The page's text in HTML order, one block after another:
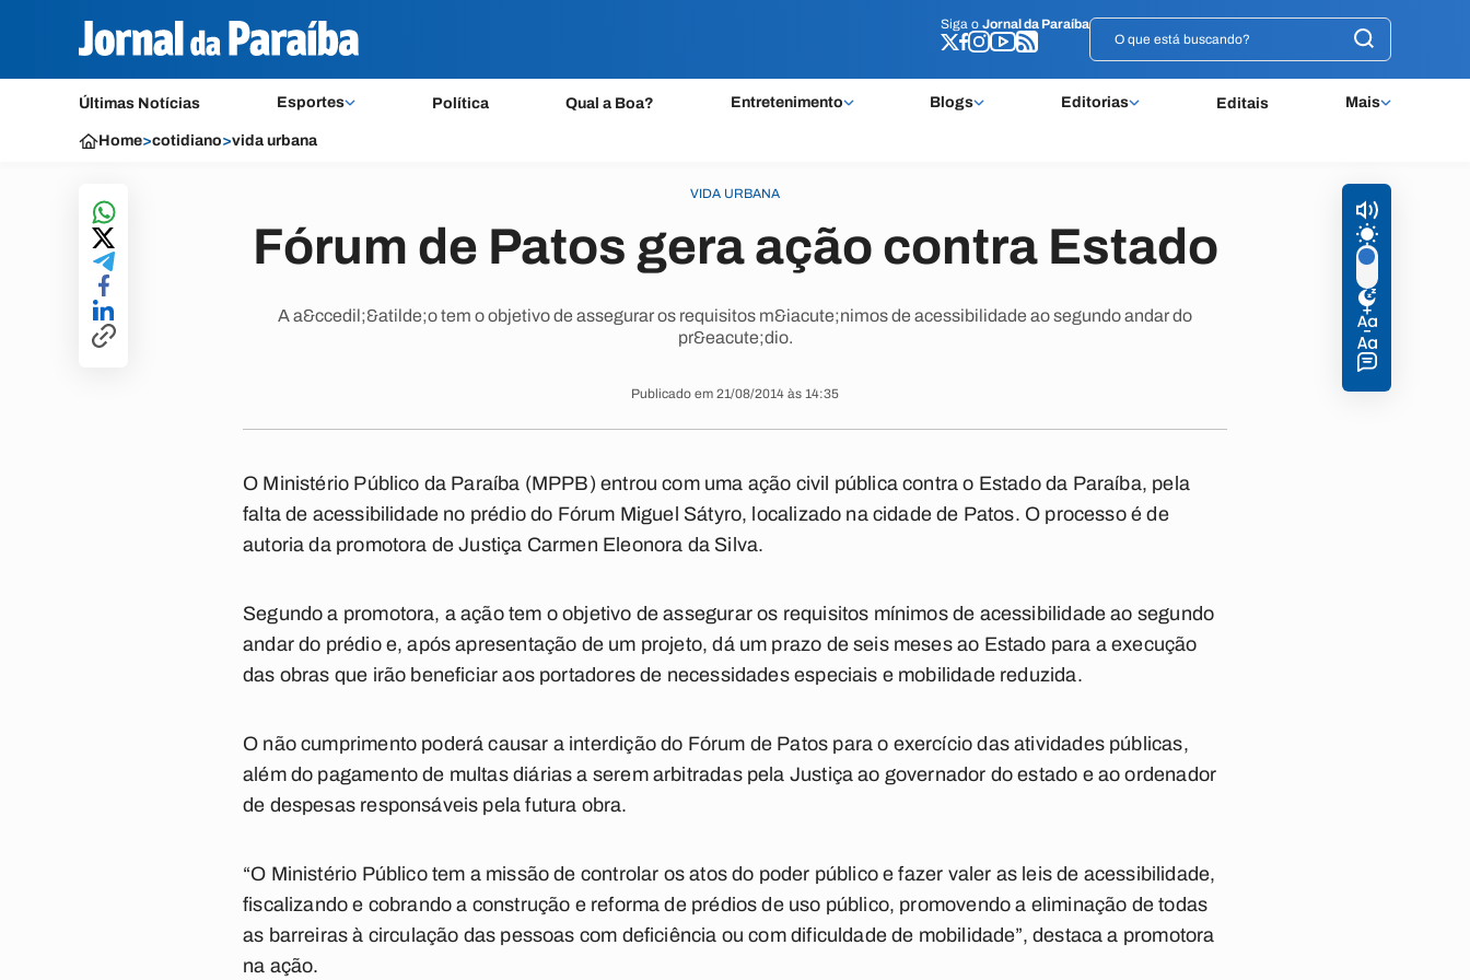
Siga o Jornal da Paraíba
Últimas Notícias Esportes Política Qual a Boa? Entretenimento Blogs Editorias Editais Mais
Siga o Jornal da Paraíba
Home>cotidiano>vida urbana
VIDA URBANA
Fórum de Patos gera ação contra Estado
A a&ccedil;&atilde;o tem o objetivo de assegurar os requisitos m&iacute;nimos de acessibilidade ao segundo andar do
pr&eacute;dio.
Publicado em 21/08/2014 às 14:35
O Ministério Público da Paraíba (MPPB) entrou com uma ação civil pública contra o Estado da Paraíba, pela
falta de acessibilidade no prédio do Fórum Miguel Sátyro, localizado na cidade de Patos. O processo é de
autoria da promotora de Justiça Carmen Eleonora da Silva.
Segundo a promotora, a ação tem o objetivo de assegurar os requisitos mínimos de acessibilidade ao segundo
andar do prédio e, após apresentação de um projeto, dá um prazo de seis meses ao Estado para a execução
das obras que irão beneficiar aos portadores de necessidades especiais e mobilidade reduzida.
O não cumprimento poderá causar a interdição do Fórum de Patos para o exercício das atividades públicas,
além do pagamento de multas diárias a serem arbitradas pela Justiça ao governador do estado e ao ordenador
de despesas responsáveis pela futura obra.
“O Ministério Público tem a missão de controlar os atos do poder público e fazer valer as leis de acessibilidade,
fiscalizando e cobrando a construção e reforma de prédios de uso público, promovendo a eliminação de todas
as barreiras à circulação das pessoas com deficiência ou com dificuldade de mobilidade”, destaca a promotora
na ação.